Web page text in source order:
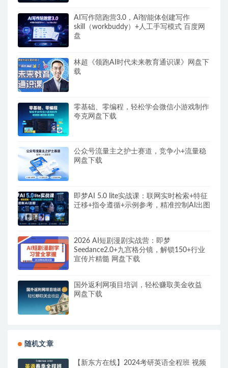
AI写作陪跑营3.0，Ai智能体创建写作
skill（workbuddy）+人工手写模式 百度网
盘
林超《领跑AI时代未来教育通识课》网盘下
载
零基础、零编程，轻松学会微信小游戏制作
夸克网盘下载
公众号流量主之护士赛道，竞争小+流量稳
网盘下载
即梦AI 5.0 lite实战课：联网实时检索+特征
迁移+指令遵循+示例参考，精准控制AI出图
2026 AI短剧漫剧实战营：即梦
Seedance2.0+九宫格分镜，解锁150+行业
宣传片精髓 网盘下载
国外返利网项目培训，轻松赚取美金收益
网盘下载
随机文章
【新东方在线】2024考研英语全程班 视频